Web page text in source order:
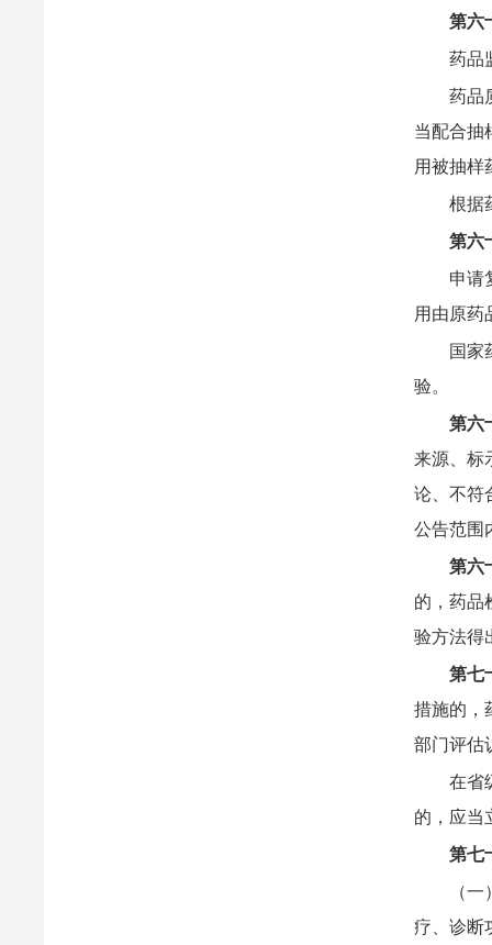
第六
药品
药品
当配合抽
用被抽样
根据
第六
申请
用由原药
国家
验。
第六
来源、标
论、不符
公告范围
第六
的，药品
验方法得
第七
措施的，
部门评估
在省
的，应当
第七
（
疗、诊断